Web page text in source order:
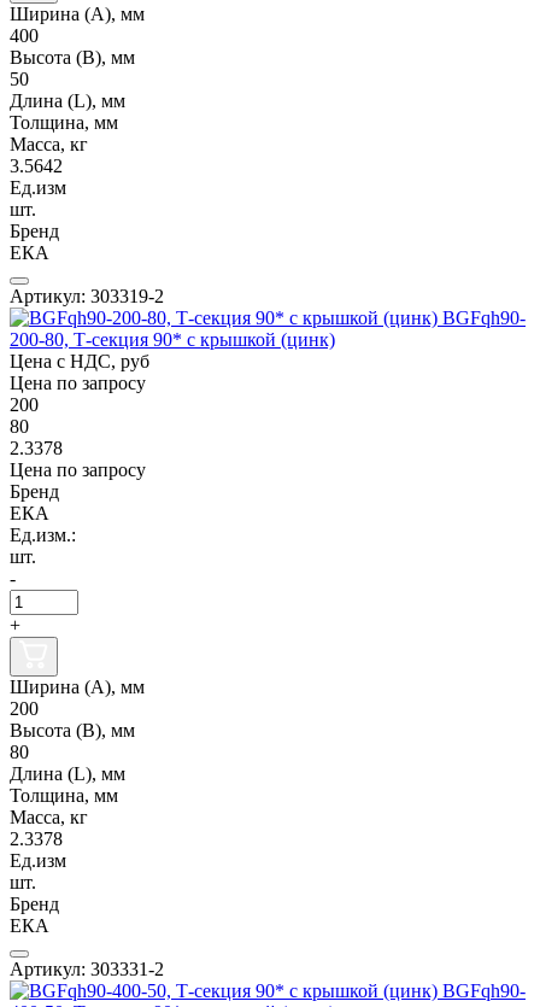
Ширина (А), мм
400
Высота (В), мм
50
Длина (L), мм
Толщина, мм
Масса, кг
3.5642
Ед.изм
шт.
Бренд
ЕКА
Артикул: 303319-2
BGFqh90-
200-80, Т-секция 90* с крышкой (цинк)
Цена с НДС, руб
Цена по запросу
200
80
2.3378
Цена по запросу
Бренд
ЕКА
Ед.изм.:
шт.
-
+
Ширина (А), мм
200
Высота (В), мм
80
Длина (L), мм
Толщина, мм
Масса, кг
2.3378
Ед.изм
шт.
Бренд
ЕКА
Артикул: 303331-2
BGFqh90-